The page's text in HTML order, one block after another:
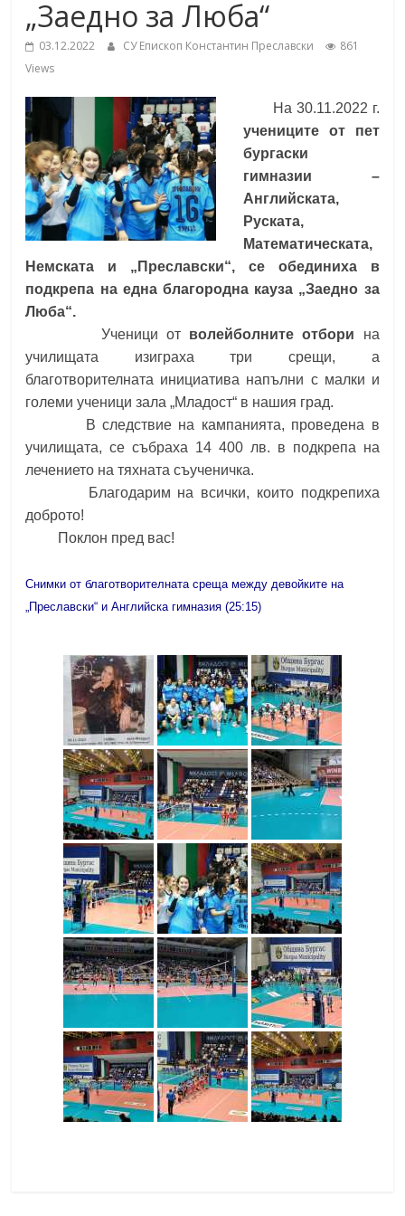
under the Erasmus+ Programme in
Malaga, Spain
School,
Burgas
Средно
училище
"Епископ
Константин
Преславски"
„Заедно за Люба“
03.12.2022 СУ Епископ Константин Преславски
861
Views
На 30.11.2022 г.
учениците от пет
бургаски
гимназии –
Английската,
Руската,
Математическата,
Немската и „Преславски“, се обединиха в
подкрепа на една благородна кауза „Заедно за
Люба“.
Ученици от волейболните отбори на
училищата изиграха три срещи, а
благотворителната инициатива напълни с малки и
големи ученици зала „Младост“ в нашия град.
В следствие на кампанията, проведена в
училищата, се събраха 14 400 лв. в подкрепа на
лечението на тяхната съученичка.
Благодарим на всички, които подкрепиха
доброто!
Поклон пред вас!
Снимки от благотворителната среща между девойките на
„Преславски“ и Английска гимназия (25:15)